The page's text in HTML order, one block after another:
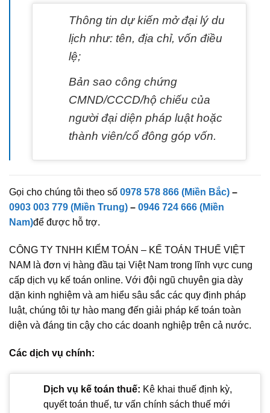
Thông tin dự kiến mở đại lý du
lịch như: tên, địa chỉ, vốn điều
lệ;
Bản sao công chứng
CMND/CCCD/hộ chiếu của
người đại diện pháp luật hoặc
thành viên/cổ đông góp vốn.
Gọi cho chúng tôi theo số 0978 578 866 (Miền Bắc) –
0903 003 779 (Miền Trung) – 0946 724 666 (Miền
Nam)để được hỗ trợ.
CÔNG TY TNHH KIỂM TOÁN – KẾ TOÁN THUẾ VIỆT
NAM là đơn vị hàng đầu tại Việt Nam trong lĩnh vực cung
cấp dịch vụ kế toán online. Với đội ngũ chuyên gia dày
dặn kinh nghiệm và am hiểu sâu sắc các quy định pháp
luật, chúng tôi tự hào mang đến giải pháp kế toán toàn
diện và đáng tin cậy cho các doanh nghiệp trên cả nước.
Các dịch vụ chính:
Dịch vụ kế toán thuế: Kê khai thuế định kỳ,
quyết toán thuế, tư vấn chính sách thuế mới